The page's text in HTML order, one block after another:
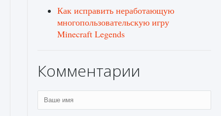
Как исправить неработающую
многопользовательскую игру
Minecraft Legends
Комментарии